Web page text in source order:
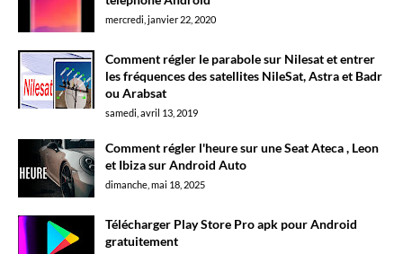
mercredi, janvier 22, 2020
Comment régler le parabole sur Nilesat et entrer
les fréquences des satellites NileSat, Astra et Badr
ou Arabsat
samedi, avril 13, 2019
Comment régler l'heure sur une Seat Ateca , Leon
et Ibiza sur Android Auto
dimanche, mai 18, 2025
Télécharger Play Store Pro apk pour Android
gratuitement